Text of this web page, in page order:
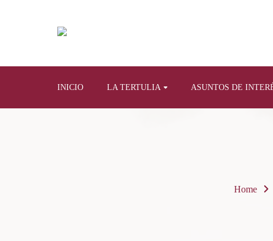
INICIO LA TERTULIA ASUNTOS DE
Home